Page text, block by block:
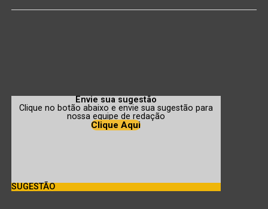
sobre juros e multa moratória.
Parcelamento em até 36 parcelas: Desconto de
70% sobre juros e multa moratória.
mínima de 20% no ato da adesão: Desconto de
Envie sua sugestão
Clique no botão abaixo e envie sua sugestão para
nossa equipe de redação
Clique Aqui
SUGESTÃO